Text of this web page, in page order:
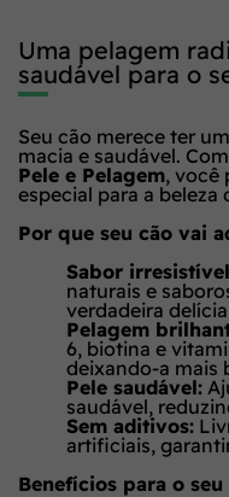
Uma pelagem
saudável para o
Seu cão merece ter
macia e saudável.
Pele e Pelagem, você
especial para a beleza
Por que seu cão vai
Sabor
naturais e
verdadeira
Pelagem
6, biotina e
deixando-a mais
Pele saudável:
saudável,
Sem aditivos:
artificiais,
Benefícios para o seu